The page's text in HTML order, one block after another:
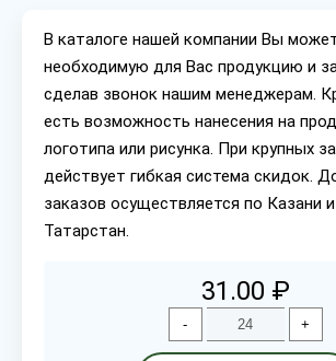
В каталоге нашей компании Вы
необходимую для Вас продукцию и
сделав звонок нашим менеджерам.
есть возможность нанесения на
логотипа или рисунка. При крупных
действует гибкая система скидок.
заказов осуществляется по Казани
Татарстан.
31.00 ₽
- +